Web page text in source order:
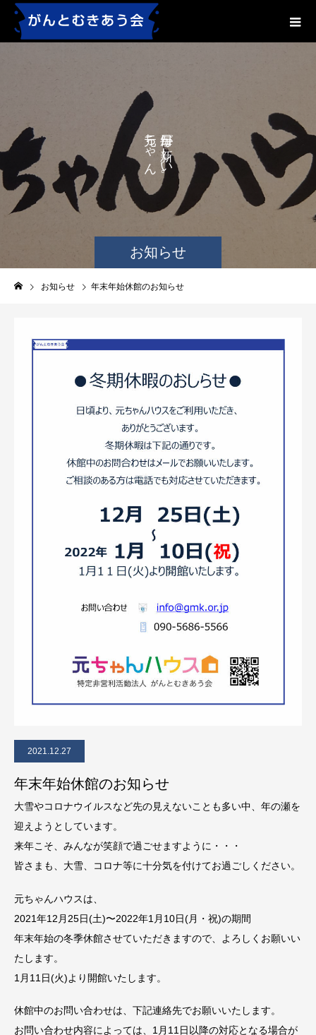
お知らせ
い
。
ち
ゃ
ん
ハ
ウ
ス
お知らせ 年末年始休館のお知らせ
2021.12.27
年末年始休館のお知らせ
大雪やコロナウイルスなど先の見えないことも多い中、年の瀬を
迎えようとしています。
来年こそ、みんなが笑顔で過ごせますように・・・
皆さまも、大雪、コロナ等に十分気を付けてお過ごしください。
元ちゃんハウスは、
2021年12月25日(土)〜2022年1月10日(月・祝)の期間
年末年始の冬季休館させていただきますので、よろしくお願いい
たします。
1月11日(火)より開館いたします。
休館中のお問い合わせは、下記連絡先でお願いいたします。
お問い合わせ内容によっては、1月11日以降の対応となる場合が